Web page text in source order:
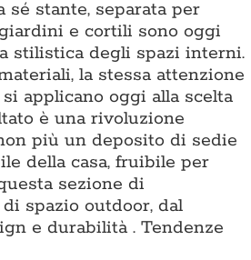
sé stante, separata per
e cortili sono oggi
stilistica degli spazi interni.
la stessa attenzione
applicano oggi alla scelta
è una rivoluzione
più un deposito di sedie
della casa, fruibile per
sezione di
spazio outdoor, dal
e durabilità . Tendenze